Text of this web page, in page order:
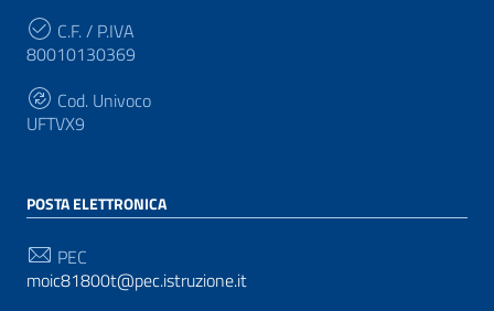
C.F. / P.IVA
80010130369
Cod. Univoco
UFTVX9
POSTA ELETTRONICA
PEC
moic81800t@pec.istruzione.it